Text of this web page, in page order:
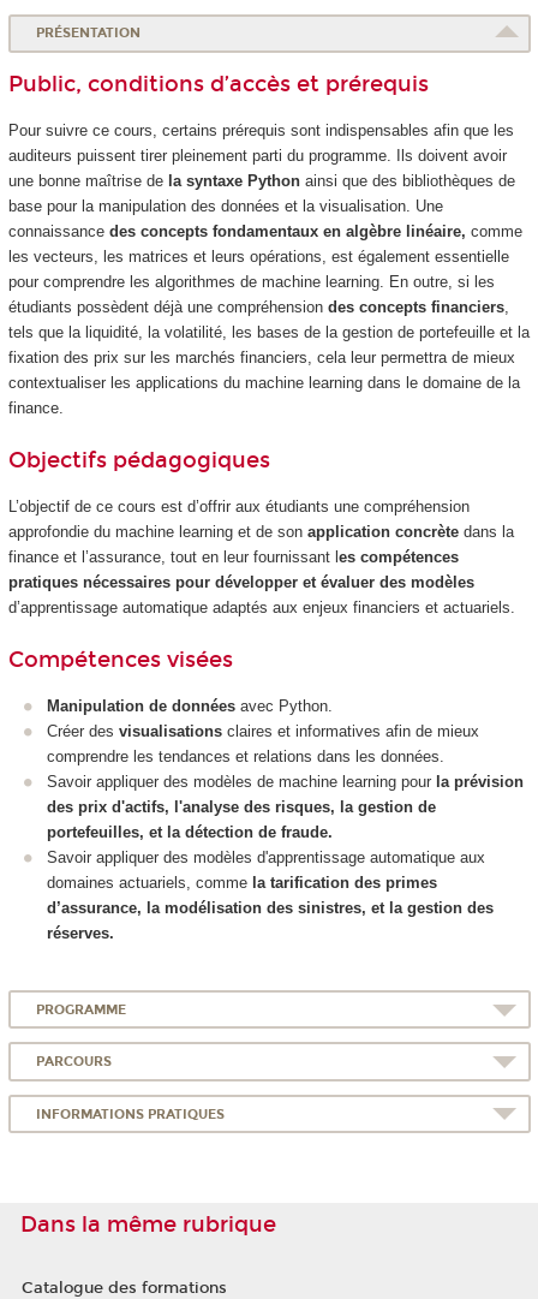
PRÉSENTATION
Public, conditions d’accès et prérequis
Pour suivre ce cours, certains prérequis sont indispensables afin que les
auditeurs puissent tirer pleinement parti du programme. Ils doivent avoir
une bonne maîtrise de la syntaxe Pythonainsi que des bibliothèques de
base pour la manipulation des données et la visualisation. Une
connaissancedes concepts fondamentaux en algèbre linéaire, comme
les vecteurs, les matrices et leurs opérations, est également essentielle
pour comprendre les algorithmes de machine learning. En outre, si les
étudiants possèdent déjà une compréhension des concepts financiers,
tels que la liquidité, la volatilité, les bases de la gestion de portefeuille et la
fixation des prix sur les marchés financiers, cela leur permettra de mieux
contextualiser les applications du machine learning dans le domaine de la
finance.
Objectifs pédagogiques
L’objectif de ce cours est d’offrir aux étudiants une compréhension
approfondie du machine learning et de son application concrètedans la
finance et l’assurance, tout en leur fournissant l es compétences
pratiques nécessaires pour développer et évaluer des modèles
d’apprentissage automatique adaptés aux enjeux financiers et actuariels.
Compétences visées
Manipulation de données avec Python.
Créer des visualisations claires et informatives afin de mieux
comprendre les tendances et relations dans les données.
Savoir appliquer des modèles de machine learning pour la prévision
des prix d'actifs, l'analyse des risques, la gestion de
portefeuilles, et la détection de fraude.
Savoir appliquer des modèles d'apprentissage automatique aux
domaines actuariels, comme la tarification des primes
d’assurance, la modélisation des sinistres, et la gestion des
réserves.
PROGRAMME
PARCOURS
INFORMATIONS PRATIQUES
Dans la même rubrique
Catalogue des formations